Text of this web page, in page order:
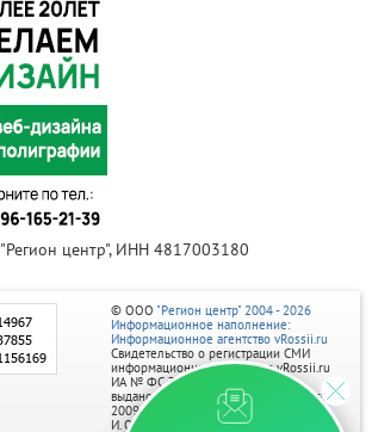
центр", ИНН 4817003180
© ООО "Регион центр" 2004 - 2026
Информационное наполнение:
Информационное агентство vRossii.ru
Свидетельство о регистрации СМИ
информационного агентства vRossii.ru
ИА № ФС 77‑35502
выдано РОСКОМНАДЗОРом 04 марта
2009г.
И. О. Главного редактора Нарыков А. Н.